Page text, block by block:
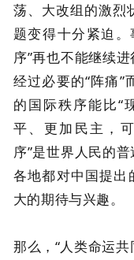
荡、大改组的激烈
题变得十分紧迫
序”再也不能继续
经过必要的“阵痛”
的国际秩序能比“
平、更加民主，
序”是世界人民的
各地都对中国提出
大的期待与兴趣。
那么，“人类命运共